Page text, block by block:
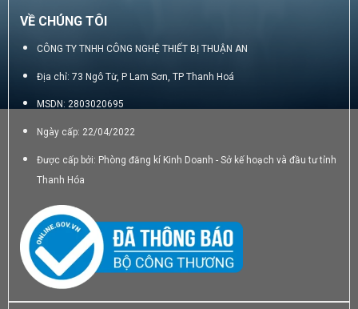
VỀ CHÚNG TÔI
CÔNG TY TNHH CÔNG NGHỆ THIẾT BỊ THUẬN AN
Địa chỉ: 73 Ngô Từ, P Lam Sơn, TP Thanh Hoá
MSDN: 2803020695
Ngày cấp: 22/04/2022
Được cấp bởi: Phòng đăng kí Kinh Doanh - Sở kế hoạch và đầu tư tỉnh
Thanh Hóa